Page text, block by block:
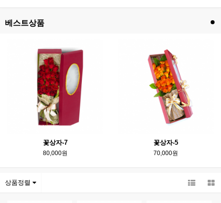
베스트상품
꽃상자-7
80,000원
꽃상자-5
70,000원
상품정렬